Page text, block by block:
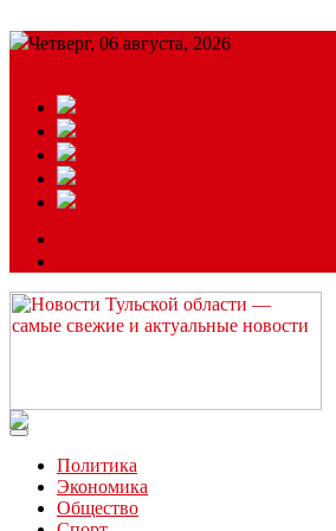
Четверг, 06 августа, 2026
Читайте последние новости дня в
Политика
Экономика
Общество